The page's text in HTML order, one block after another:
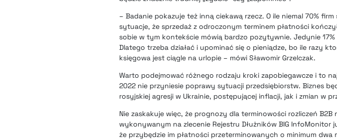
– Badanie pokazuje też inną ciekawą rzecz. O ile niemal 70%
sytuacje, że sprzedaż z odroczonym terminem płatności
sobie w tym kontekście mówią bardzo pozytywnie. Jedynie 17%
Dlatego trzeba działać i upominać się o pieniądze, bo ile razy
księgowa jest ciągle na urlopie – mówi Sławomir Grzelczak.
Warto podejmować różnego rodzaju kroki zapobiegawcze i to
2022 nie przyniesie poprawy sytuacji przedsiębiorstw. Biznes
rosyjskiej agresji w Ukrainie, postępującej inflacji, jak i zmian w
Nie zaskakuje więc, że prognozy dla terminowości rozliczeń
wykonywanym na zlecenie Rejestru Dłużników BIG InfoMonitor
że przybędzie im płatności przeterminowanych o minimum dwa